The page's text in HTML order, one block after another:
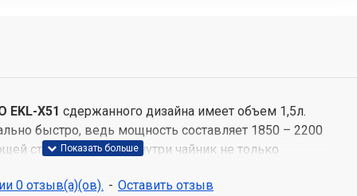
EKL-X51 сдержанного дизайна имеет объем 1,5л.
быстро, ведь мощность составляет 1850 – 2200
стали снаружи и внутри чайник не только
0 отзыв(а)(ов). - Оставить отзыв